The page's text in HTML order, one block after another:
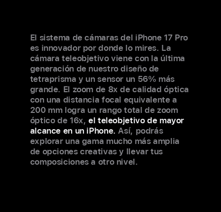
El sistema de cámaras del iPhone 17 Pro
es innovador por donde lo mires. La
cámara teleobjetivo viene con la última
generación de nuestro diseño de
tetraprisma y un sensor un 56% más
grande. El zoom de 8x de calidad óptica
con una distancia focal equivalente a
200 mm logra un rango total de zoom
óptico de 16x,el teleobjetivo de mayor
alcance en un iPhone. Así, podrás
explorar una gama mucho más amplia
de opciones creativas y llevar tus
composiciones a otro nivel.